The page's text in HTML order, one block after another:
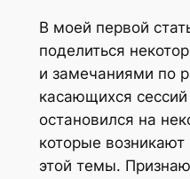
В моей первой
поделиться
и замечаниями по
касающихся
остановился на
которые
этой темы.